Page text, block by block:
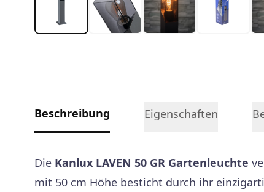
Beschreibung Eigenschaften
Die Kanlux LAVEN 50 GR Gartenleuchte
mit 50 cm Höhe besticht durch ihr